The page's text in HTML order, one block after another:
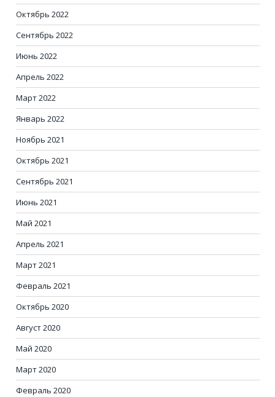
Октябрь 2022
Сентябрь 2022
Июнь 2022
Апрель 2022
Март 2022
Январь 2022
Ноябрь 2021
Октябрь 2021
Сентябрь 2021
Июнь 2021
Май 2021
Апрель 2021
Март 2021
Февраль 2021
Октябрь 2020
Август 2020
Май 2020
Март 2020
Февраль 2020